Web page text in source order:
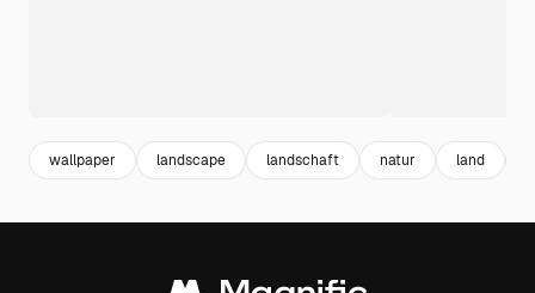
wallpaper landscape landschaft natur land